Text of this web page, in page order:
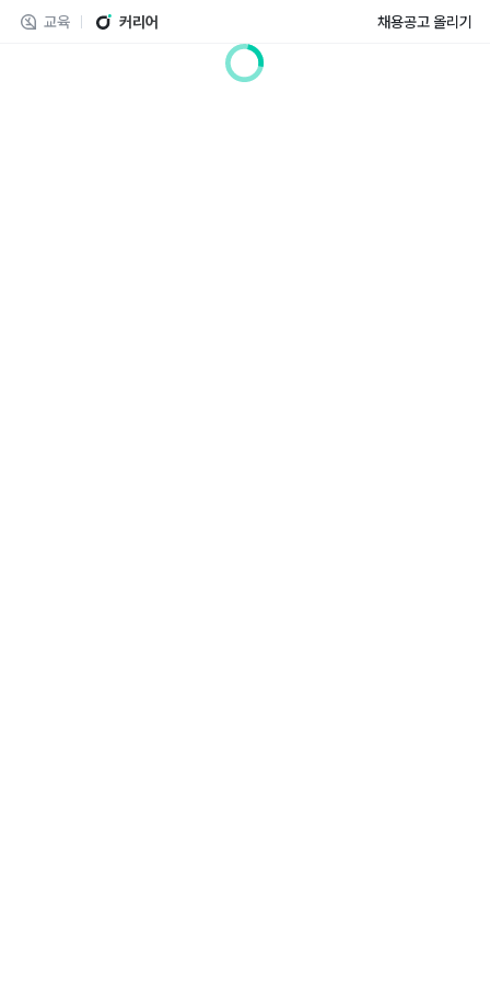
교육 커리어 채용공고 올리기